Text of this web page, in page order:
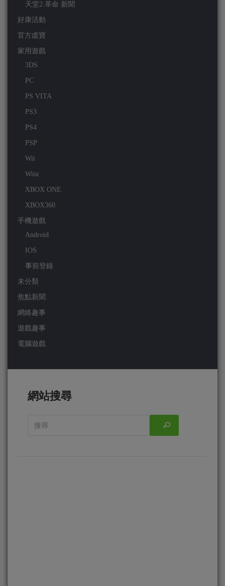
天堂2:革命 新聞
好康活動
官方虛寶
家用遊戲
3DS
PC
PS VITA
PS3
PS4
PSP
Wii
Wiiu
XBOX ONE
XBOX360
手機遊戲
Android
IOS
事前登錄
未分類
焦點新聞
網絡趣事
遊戲趣事
電腦遊戲
網站搜尋